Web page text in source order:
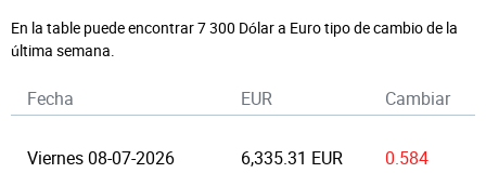
En la table puede encontrar 7 300 Dólar a Euro tipo de cambio de la
última semana.
Fecha EUR Cambiar
Viernes 08-07-2026 6,335.31 EUR 0.584